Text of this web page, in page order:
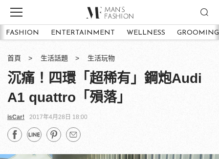
FASHION ENTERTAINMENT WELLNESS GROOMING
首頁 生活話題 生活玩物
沉痛！四環「超稀有」鋼炮Audi
A1 quattro「殞落」
isCar! 2017年4月28日 18:00